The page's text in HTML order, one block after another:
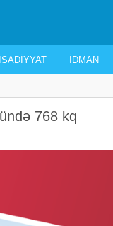
İDMAN
768 kq